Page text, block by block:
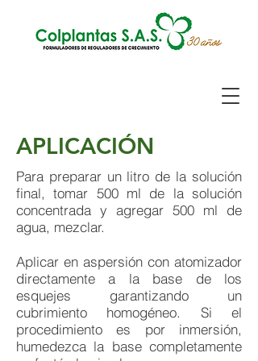
APLICACIÓN
Para preparar un litro de la solución
final, tomar 500 ml de la solución
concentrada y agregar 500 ml de
agua, mezclar.
Aplicar en aspersión con atomizador
directamente a la base de los
esquejes garantizando un
cubrimiento homogéneo. Si el
procedimiento es por inmersión,
humedezca la base completamente